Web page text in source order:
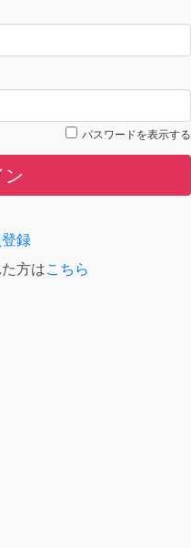
パスワードを表示する
ン
録
方はこちら